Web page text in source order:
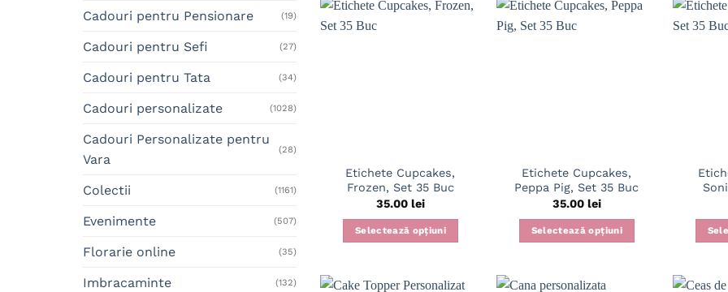
Cadouri pentru Pensionare (19)
Cadouri pentru Sefi (27)
Cadouri pentru Tata (34)
Cadouri personalizate (1028)
Cadouri Personalizate pentru
Vara
(28)
Colectii (1161)
Evenimente (507)
Florarie online (35)
Imbracaminte (132)
Etichete Cupcakes,
Frozen, Set 35 Buc
35.00 lei
Selectează opțiuni
Etichete Cupcakes,
Peppa Pig, Set 35 Buc
35.00 lei
Selectează opțiuni